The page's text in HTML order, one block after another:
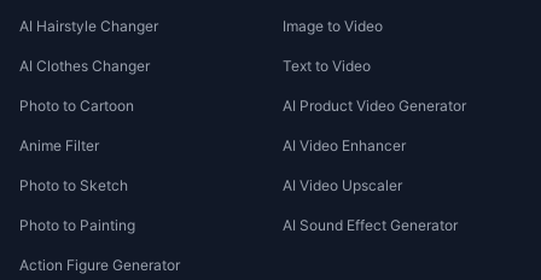
AI Hairstyle Changer
AI Clothes Changer
Photo to Cartoon
Anime Filter
Photo to Sketch
Photo to Painting
Action Figure Generator
Image to Video
Text to Video
AI Product Video Generator
AI Video Enhancer
AI Video Upscaler
AI Sound Effect Generator